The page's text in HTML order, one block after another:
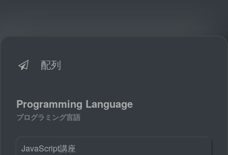
配列
Programming Language
プログラミング言語
JavaScript講座